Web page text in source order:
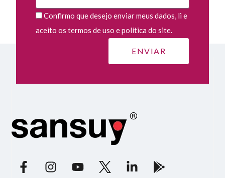
Confirmo que desejo enviar meus dados, li e
aceito os termos de uso e política do site.